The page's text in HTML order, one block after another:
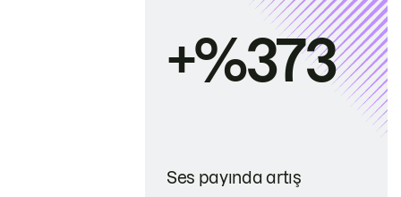
+%373
Ses payında artış